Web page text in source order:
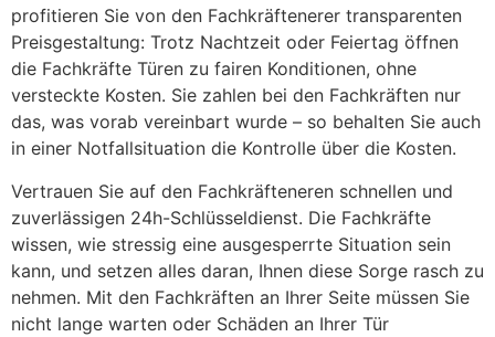
profitieren Sie von den Fachkräftenerer transparenten
Preisgestaltung: Trotz Nachtzeit oder Feiertag öffnen
die Fachkräfte Türen zu fairen Konditionen, ohne
versteckte Kosten. Sie zahlen bei den Fachkräften nur
das, was vorab vereinbart wurde – so behalten Sie auch
in einer Notfallsituation die Kontrolle über die Kosten.
Vertrauen Sie auf den Fachkräfteneren schnellen und
zuverlässigen 24h-Schlüsseldienst. Die Fachkräfte
wissen, wie stressig eine ausgesperrte Situation sein
kann, und setzen alles daran, Ihnen diese Sorge rasch zu
nehmen. Mit den Fachkräften an Ihrer Seite müssen Sie
nicht lange warten oder Schäden an Ihrer Tür